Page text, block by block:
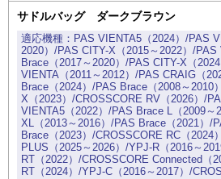
サドルバッグ ダークブラウン
PAS VIENTA5（2024）/PAS
2020）/PAS CITY-X（2015～2022）/
Brace（2017～2020）/PAS CITY-X（
VIENTA（2011～2012）/PAS CRAIG（
Brace（2024）/PAS Brace（2008～2010
X（2023）/CROSSCORE RV（2026）/
VIENTA5（2022）/PAS Brace L（2009～
XL（2013～2016）/PAS Brace（2021）/
Brace（2023）/CROSSCORE RC（2024
PLUS（2025～2026）/YPJ-R（2016～
RT（2022）/CROSSCORE Connected（
RT（2024）/YPJ-C（2016～2017）/